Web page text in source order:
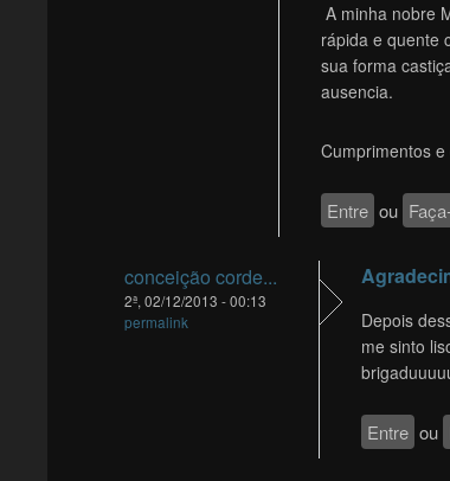
A minha nobre
rápida e quente
sua forma
ausencia.
Cumprimentos
Entre ou
conceição corde...
2ª, 02/12/2013 - 00:13
permalink
Depois
me sinto
Entre ou